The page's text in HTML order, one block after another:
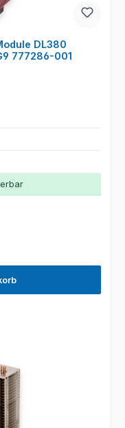
DL380
777286-001